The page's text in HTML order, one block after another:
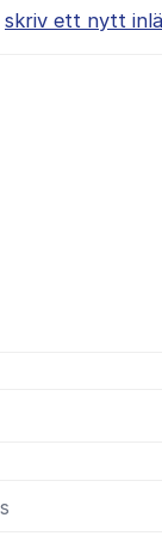
skriv ett nytt